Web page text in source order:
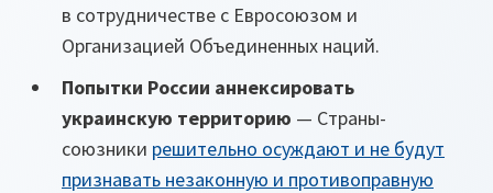
в сотрудничестве с Евросоюзом и
Организацией Объединенных наций.
Попытки России аннексировать
украинскую территорию — Страны-
союзники решительно осуждают и не будут
признавать незаконную и противоправную